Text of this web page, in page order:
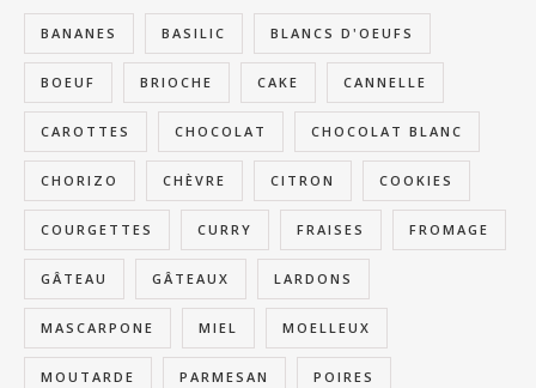
BANANES BASILIC BLANCS D'OEUFS
BOEUF BRIOCHE CAKE CANNELLE
CAROTTES CHOCOLAT CHOCOLAT BLANC
CHORIZO CHÈVRE CITRON COOKIES
COURGETTES CURRY FRAISES FROMAGE
GÂTEAU GÂTEAUX LARDONS
MASCARPONE MIEL MOELLEUX
MOUTARDE PARMESAN POIRES